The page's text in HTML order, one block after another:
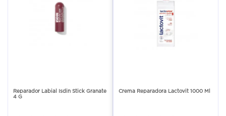
Reparador Labial Isdin Stick Granate
4 G
Crema Reparadora Lactovit 1000 Ml